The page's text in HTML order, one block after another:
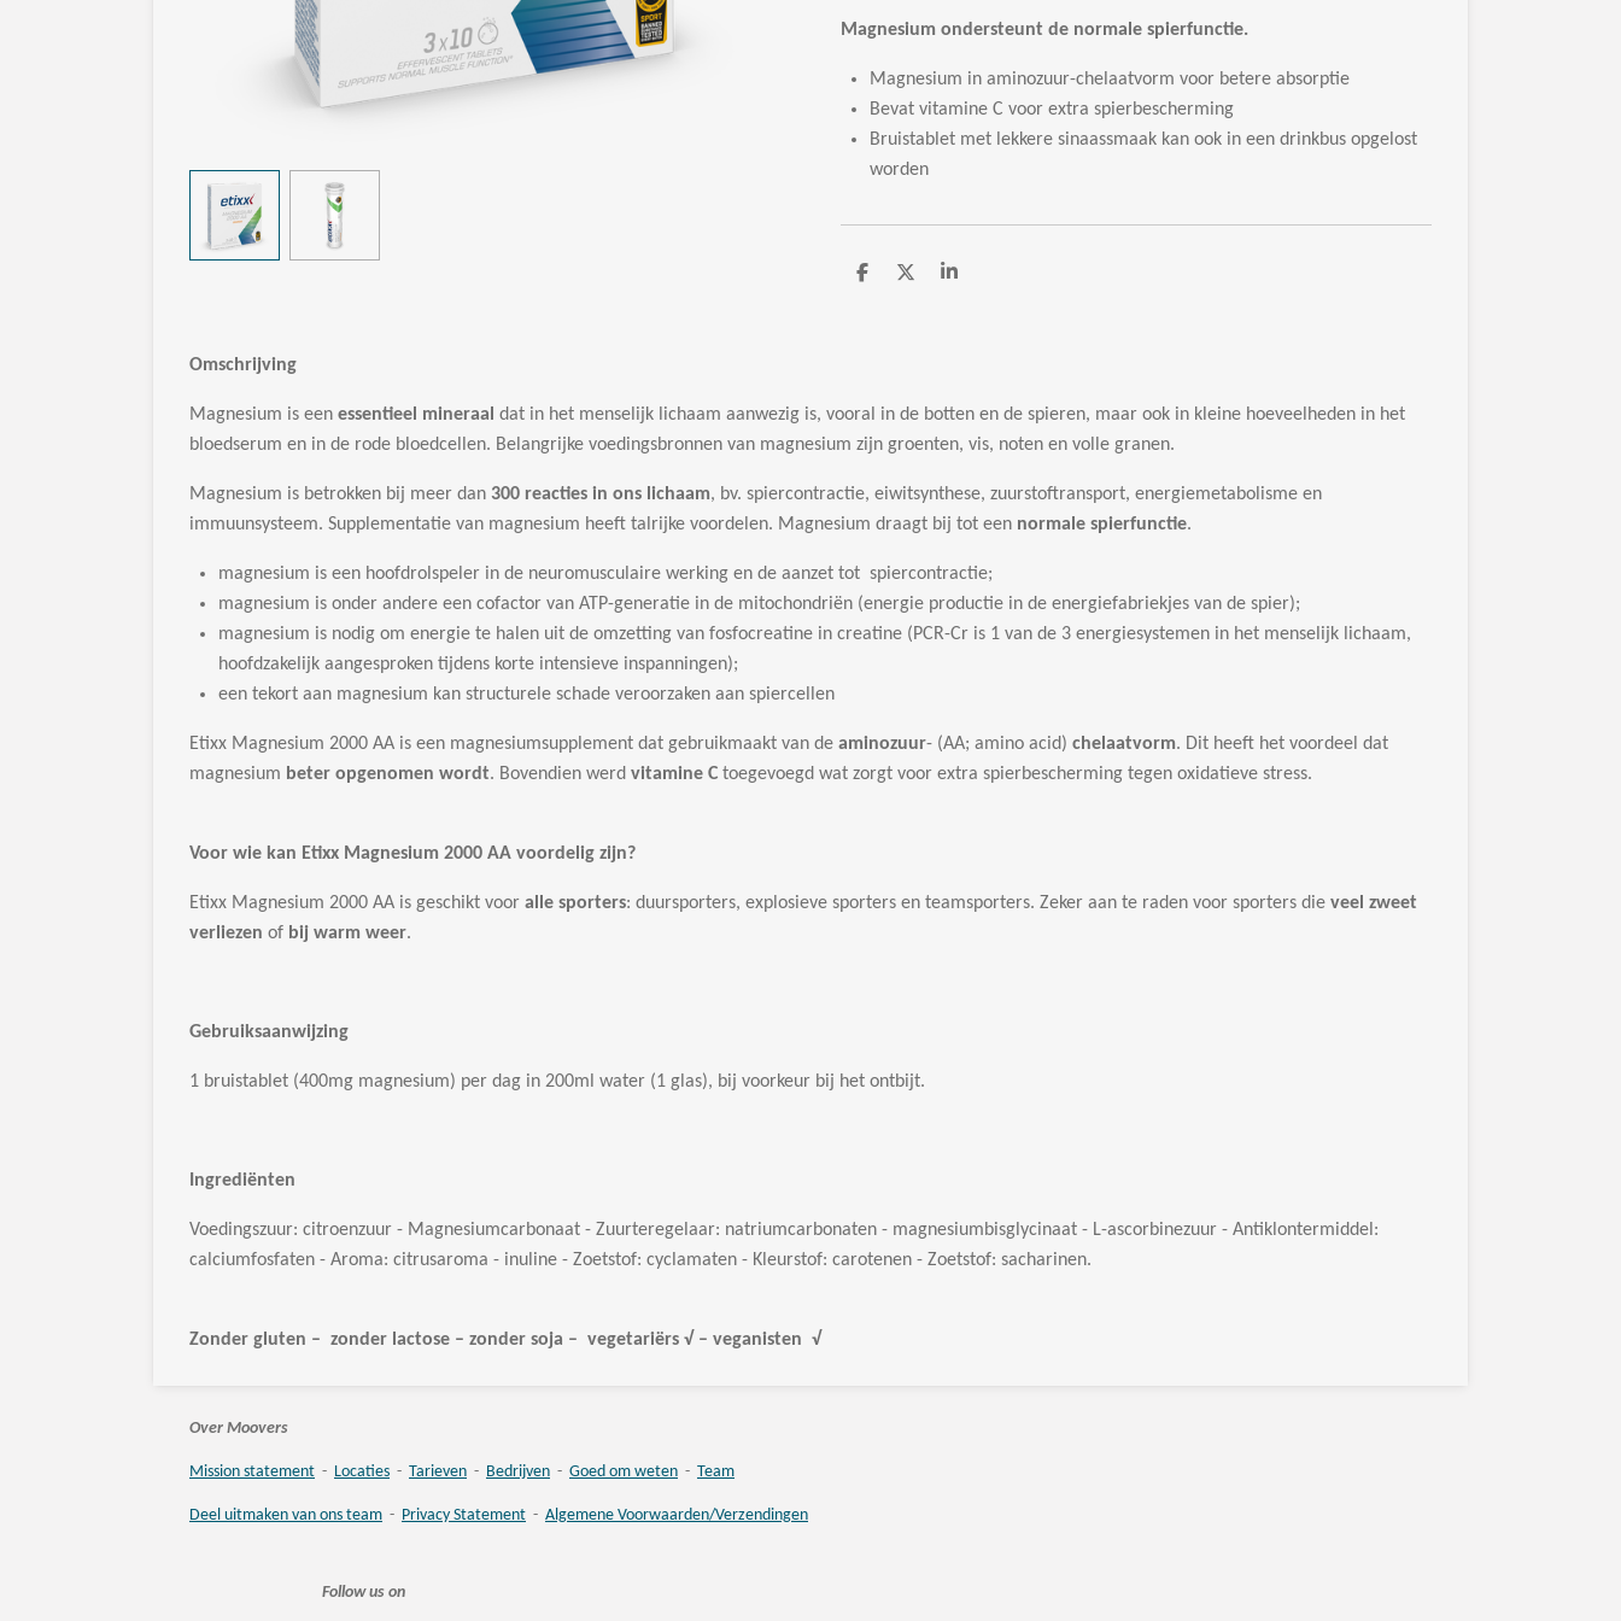
Magnesium ondersteunt de normale spierfunctie.
Magnesium in aminozuur-chelaatvorm voor betere absorptie
Bevat vitamine C voor extra spierbescherming
Bruistablet met lekkere sinaassmaak kan ook in een drinkbus opgelost
worden
D
D
S
Omschrijving
Magnesium is een essentieel mineraal dat in het menselijk lichaam aanwezig is, vooral in de botten en de spieren, maar ook in kleine hoeveelheden in het
bloedserum en in de rode bloedcellen. Belangrijke voedingsbronnen van magnesium zijn groenten, vis, noten en volle granen.
Magnesium is betrokken bij meer dan 300 reacties in ons lichaam, bv. spiercontractie, eiwitsynthese, zuurstoftransport, energiemetabolisme en
immuunsysteem. Supplementatie van magnesium heeft talrijke voordelen. Magnesium draagt bij tot een normale spierfunctie.
magnesium is een hoofdrolspeler in de neuromusculaire werking en de aanzet tot spiercontractie;
magnesium is onder andere een cofactor van ATP-generatie in de mitochondriën (energie productie in de energiefabriekjes van de spier);
magnesium is nodig om energie te halen uit de omzetting van fosfocreatine in creatine (PCR-Cr is 1 van de 3 energiesystemen in het menselijk lichaam,
hoofdzakelijk aangesproken tijdens korte intensieve inspanningen);
een tekort aan magnesium kan structurele schade veroorzaken aan spiercellen
Etixx Magnesium 2000 AA is een magnesiumsupplement dat gebruikmaakt van de aminozuur- (AA; amino acid) chelaatvorm. Dit heeft het voordeel dat
magnesium beter opgenomen wordt. Bovendien werd vitamine C toegevoegd wat zorgt voor extra spierbescherming tegen oxidatieve stress.
Voor wie kan Etixx Magnesium 2000 AA voordelig zijn?
Etixx Magnesium 2000 AA is geschikt voor alle sporters: duursporters, explosieve sporters en teamsporters. Zeker aan te raden voor sporters die veel zweet
verliezen of bij warm weer.
Gebruiksaanwijzing
1 bruistablet (400mg magnesium) per dag in 200ml water (1 glas), bij voorkeur bij het ontbijt.
Ingrediënten
Voedingszuur: citroenzuur - Magnesiumcarbonaat - Zuurteregelaar: natriumcarbonaten - magnesiumbisglycinaat - L-ascorbinezuur - Antiklontermiddel:
calciumfosfaten - Aroma: citrusaroma - inuline - Zoetstof: cyclamaten - Kleurstof: carotenen - Zoetstof: sacharinen.
Zonder gluten – zonder lactose – zonder soja – vegetariërs √ – veganisten √
Over Moovers
Mission statement - Locaties - Tarieven - Bedrijven - Goed om weten - Team
Deel uitmaken van ons team - Privacy Statement - Algemene Voorwaarden/Verzendingen
Follow us on